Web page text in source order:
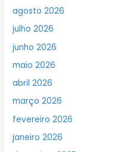
agosto 2026
julho 2026
junho 2026
maio 2026
abril 2026
março 2026
fevereiro 2026
janeiro 2026